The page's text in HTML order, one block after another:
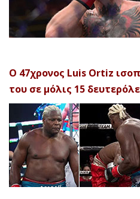
Ο 47χρονος Luis Ortiz
του σε μόλις 15